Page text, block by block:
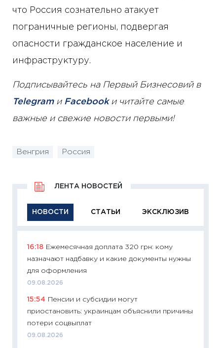
что Россия сознательно атакует
пограничные регионы, подвергая
опасности гражданское население и
инфраструктуру.
Подписывайтесь на Первый Бизнесовий в
Telegramи Facebookи читайте самые
важные и свежие новости первыми!
Венгрия Россия
НОВОСТИ СТАТЬИ ЭКСКЛЮЗИВ
ЛЕНТА НОВОСТЕЙ
16:18 Ежемесячная доплата 320 грн: кому
назначают надбавку и какие документы нужны
для оформления
09.08.2026
15:54
Пенсии и субсидии могут
приостановить: украинцам объяснили причины
потери соцвыплат
09.08.2026